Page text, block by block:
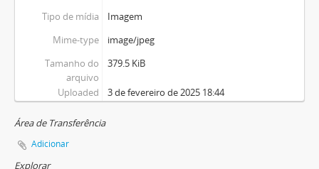
Tipo de mídia
Imagem
Mime-type
image/jpeg
Tamanho do
arquivo
379.5 KiB
Uploaded 3 de fevereiro de 2025 18:44
Área de Transferência
Adicionar
Explorar